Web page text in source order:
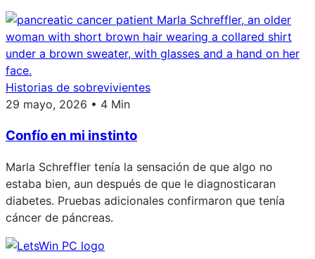
Historias de sobrevivientes
29 mayo, 2026 • 4 Min
Confío en mi instinto
Marla Schreffler tenía la sensación de que algo no
estaba bien, aun después de que le diagnosticaran
diabetes. Pruebas adicionales confirmaron que tenía
cáncer de páncreas.